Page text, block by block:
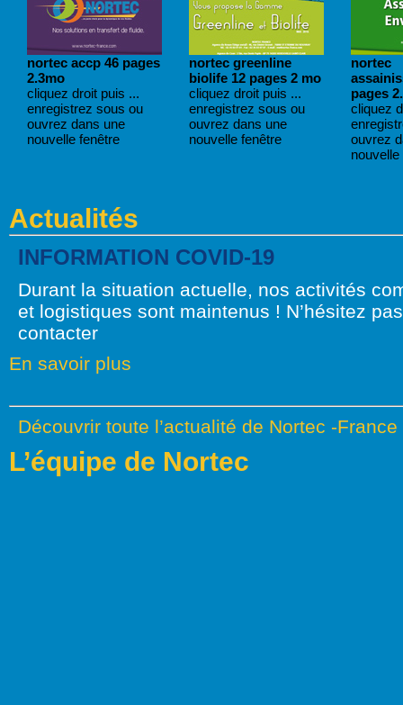
nortec accp 46 pages
2.3mo
cliquez droit puis ...
enregistrez sous ou
ouvrez dans une
nouvelle fenêtre
nortec greenline
biolife 12 pages 2 mo
cliquez droit puis ...
enregistrez sous ou
ouvrez dans une
nouvelle fenêtre
nortec
pages
cliquez
ouvrez
Actualités
INFORMATION COVID-19
Durant la situation actuelle, nos activités
et logistiques sont maintenus ! N’hésitez
contacter
En savoir plus
Découvrir toute l’actualité de Nortec -France
L’équipe de Nortec